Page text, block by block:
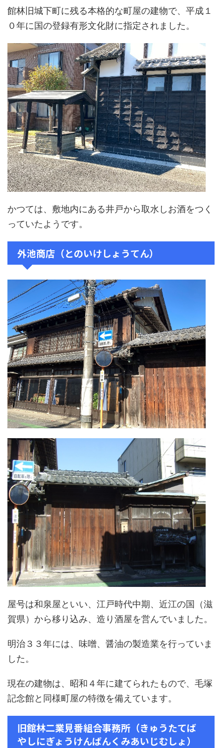
館林旧城下町に残る本格的な町屋の建物で、平成１
０年に国の登録有形文化財に指定されました。
かつては、敷地内にある井戸から取水しお酒をつく
っていたようです。
外池商店（とのいけしょうてん）
屋号は和泉屋といい、江戸時代中期、近江の国（滋
賀県）から移り込み、造り酒屋を営んでいました。
明治３３年には、味噌、醤油の製造業を行っていま
した。
現在の建物は、昭和４年に建てられたもので、毛塚
記念館と同様町屋の特徴を備えています。
旧館林二業見番組合事務所（きゅうたてば
やしにぎょうけんばんくみあいじむしょ）